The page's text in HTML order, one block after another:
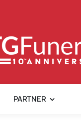
PARTNER